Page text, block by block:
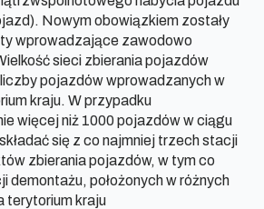
Nowym obowiązkiem zostały
wprowadzające zawodowo
sieci zbierania pojazdów
pojazdów wprowadzanych w
kraju. W przypadku
więcej niż 1000 pojazdów w ciągu
się z co najmniej trzech stacji
zbierania pojazdów, w tym co
demontażu, położonych w różnych
terytorium kraju